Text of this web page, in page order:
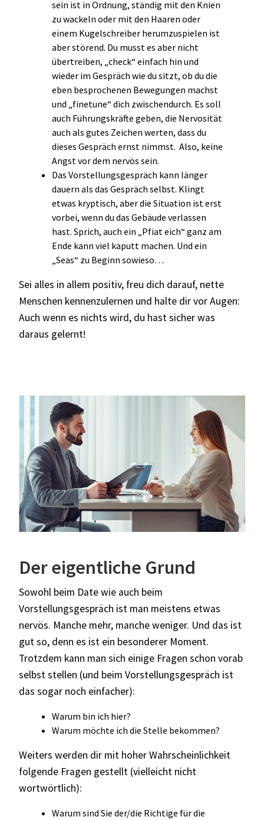
sein ist in Ordnung, ständig mit den Knien
zu wackeln oder mit den Haaren oder
einem Kugelschreiber herumzuspielen ist
aber störend. Du musst es aber nicht
übertreiben, „check“ einfach hin und
wieder im Gespräch wie du sitzt, ob du die
eben besprochenen Bewegungen machst
und „finetune“ dich zwischendurch. Es soll
auch Führungskräfte geben, die Nervosität
auch als gutes Zeichen werten, dass du
dieses Gespräch ernst nimmst. Also, keine
Angst vor dem nervös sein.
Das Vorstellungsgespräch kann länger
dauern als das Gespräch selbst. Klingt
etwas kryptisch, aber die Situation ist erst
vorbei, wenn du das Gebäude verlassen
hast. Sprich, auch ein „Pfiat eich“ ganz am
Ende kann viel kaputt machen. Und ein
„Seas“ zu Beginn sowieso…
Sei alles in allem positiv, freu dich darauf, nette
Menschen kennenzulernen und halte dir vor Augen:
Auch wenn es nichts wird, du hast sicher was
daraus gelernt!
Der eigentliche Grund
Sowohl beim Date wie auch beim
Vorstellungsgespräch ist man meistens etwas
nervös. Manche mehr, manche weniger. Und das ist
gut so, denn es ist ein besonderer Moment.
Trotzdem kann man sich einige Fragen schon vorab
selbst stellen (und beim Vorstellungsgespräch ist
das sogar noch einfacher):
Warum bin ich hier?
Warum möchte ich die Stelle bekommen?
Weiters werden dir mit hoher Wahrscheinlichkeit
folgende Fragen gestellt (vielleicht nicht
wortwörtlich):
Warum sind Sie der/die Richtige für die